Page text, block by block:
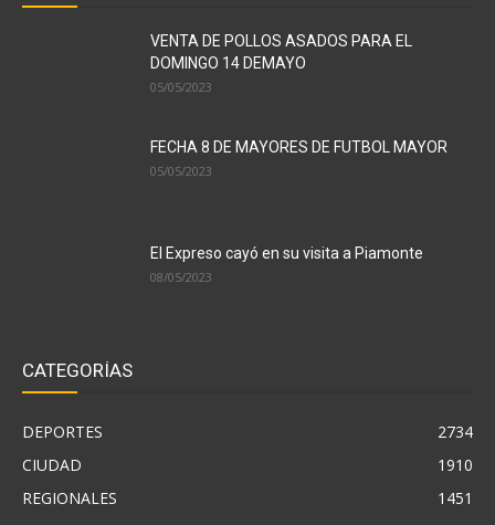
VENTA DE POLLOS ASADOS PARA EL
DOMINGO 14 DEMAYO
05/05/2023
FECHA 8 DE MAYORES DE FUTBOL MAYOR
05/05/2023
El Expreso cayó en su visita a Piamonte
08/05/2023
CATEGORÍAS
DEPORTES
2734
CIUDAD
1910
REGIONALES
1451